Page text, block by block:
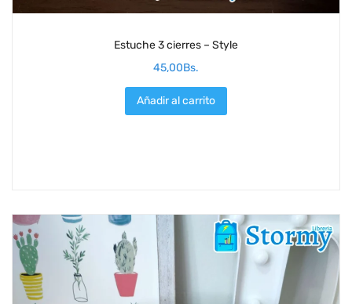
Estuche 3 cierres – Style
45,00Bs.
Añadir al carrito